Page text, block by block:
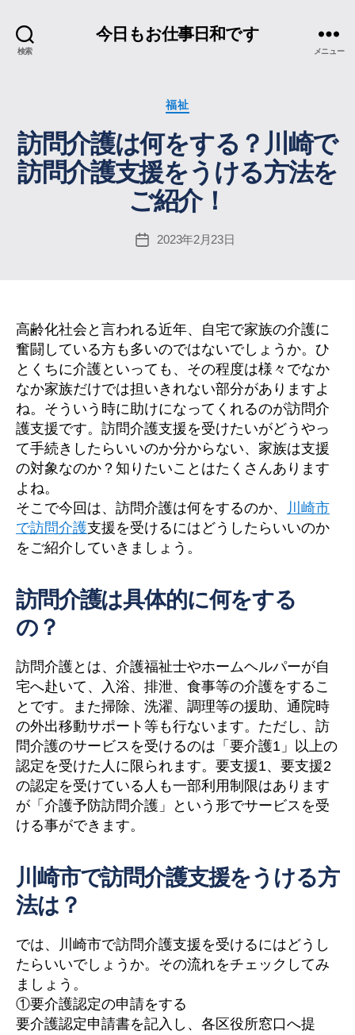
検索
今日もお仕事日和です
メニュー
カ
ゴ
リ
ー
福祉
訪問介護は何をする？川崎で
訪問介護支援をうける方法を
ご紹介！
投
2023年2月23日
高齢化社会と言われる近年、自宅で家族の介護に
奮闘している方も多いのではないでしょうか。ひ
とくちに介護といっても、その程度は様々でなか
なか家族だけでは担いきれない部分がありますよ
ね。そういう時に助けになってくれるのが訪問介
護支援です。訪問介護支援を受けたいがどうやっ
て手続きしたらいいのか分からない、家族は支援
の対象なのか？知りたいことはたくさんあります
よね。
そこで今回は、訪問介護は何をするのか、
川崎市
で訪問介護支援を受けるにはどうしたらいいのか
をご紹介していきましょう。
訪問介護は具体的に何をする
の？
訪問介護とは、介護福祉士やホームヘルパーが自
宅へ赴いて、入浴、排泄、食事等の介護をするこ
とです。また掃除、洗濯、調理等の援助、通院時
の外出移動サポート等も行ないます。ただし、訪
問介護のサービスを受けるのは「要介護1」以上の
認定を受けた人に限られます。要支援1、要支援2
の認定を受けている人も一部利用制限はあります
が「介護予防訪問介護」という形でサービスを受
ける事ができます。
川崎市で訪問介護支援をうける方
法は？
では、川崎市で訪問介護支援を受けるにはどうし
たらいいでしょうか。その流れをチェックしてみ
ましょう。
①要介護認定の申請をする
要介護認定申請書を記入し、各区役所窓口へ提